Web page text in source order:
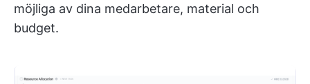
möjliga av dina medarbetare, material och
budget.